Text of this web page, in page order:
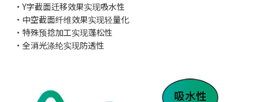
・Y字截面迁移效果实现吸水性
・中空截面纤维效果实现轻量化
・特殊预捻加工实现蓬松性
・全消光涤纶实现防透性